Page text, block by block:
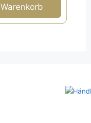
Warenkorb